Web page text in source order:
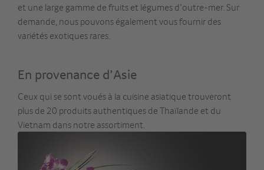
et une large gamme de fruits et légumes d’outre-mer. Sur
demande, nous pouvons également vous fournir des
variétés exotiques rares.
En provenance d’Asie
Ceux qui se sont voués à la cuisine asiatique trouveront
plus de 20 produits authentiques de Thaïlande et du
Vietnam dans notre assortiment.